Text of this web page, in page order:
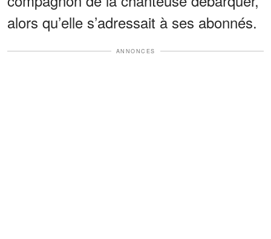
alors qu’elle s’adressait à ses abonnés.
ANNONCES